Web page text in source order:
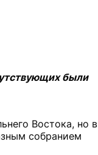
были
Востока, но в
собранием